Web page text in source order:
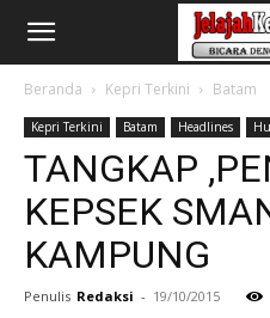
Beranda Kepri Terkini Batam
Kepri Terkini Batam Headlines
TANGKAP
KEPSEK
KAMPUNG
Penulis Redaksi - 19/10/2015